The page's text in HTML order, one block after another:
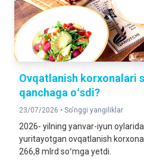
Ovqatlanish korxonalari
qanchaga oʻsdi?
23/07/2026 • So'nggi yangiliklar
2026- yilning yanvar-iyun
yuritayotgan ovqatlanish
266,8 mlrd soʻmga yetdi.